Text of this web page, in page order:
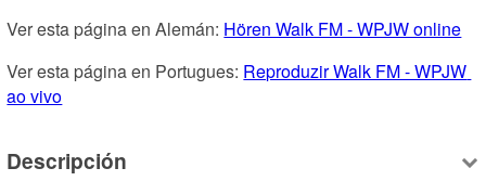
Ver esta página en Alemán: Hören Walk FM - WPJW online
Ver esta página en Portugues: Reproduzir Walk FM - WPJW
ao vivo
Descripción